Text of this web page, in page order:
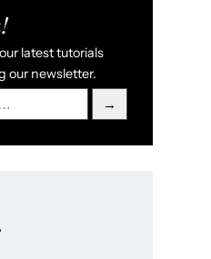
latest tutorials
our newsletter.
→